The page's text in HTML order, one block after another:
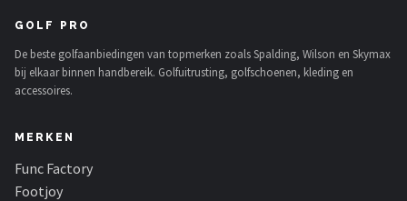
GOLF PRO
De beste golfaanbiedingen van topmerken zoals Spalding, Wilson en Skymax
bij elkaar binnen handbereik. Golfuitrusting, golfschoenen, kleding en
accessoires.
MERKEN
Func Factory
Footjoy